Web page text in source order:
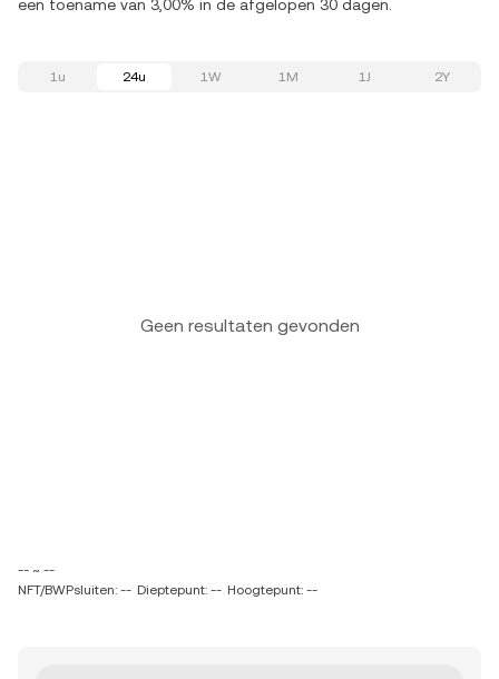
een toename van 3,00% in de afgelopen 30 dagen.
1u 24u 1W 1M 1J 2Y
Geen resultaten gevonden
-- ~ --
NFT/BWPsluiten: -- Dieptepunt: -- Hoogtepunt: --